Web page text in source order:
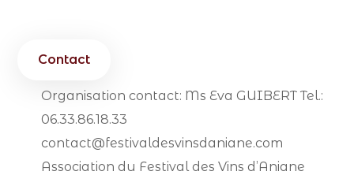
Contact
Organisation contact: Ms Eva GUIBERT Tel.:
06.33.86.18.33
contact@festivaldesvinsdaniane.com
Association du Festival des Vins d’Aniane